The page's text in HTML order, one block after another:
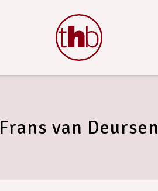
Frans van Deursen